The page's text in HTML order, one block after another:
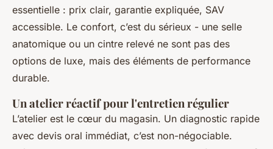
essentielle : prix clair, garantie expliquée, SAV
accessible. Le confort, c’est du sérieux - une selle
anatomique ou un cintre relevé ne sont pas des
options de luxe, mais des éléments de performance
durable.
Un atelier réactif pour l'entretien régulier
L’atelier est le cœur du magasin. Un diagnostic rapide
avec devis oral immédiat, c’est non-négociable.